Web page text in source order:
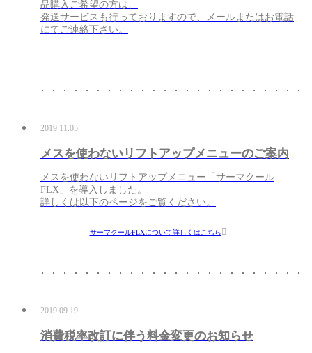
品購入ご希望の方は、
発送サービスも行っておりますので、メールまたはお電話
にてご連絡下さい。
2019.11.05
メスを使わないリフトアップメニューのご案内
メスを使わないリフトアップメニュー「サーマクール
FLX」を導入しました。
詳しくは以下のページをご覧ください。
サーマクールFLXについて詳しくはこちら
2019.09.19
消費税率改訂に伴う料金変更のお知らせ